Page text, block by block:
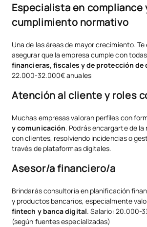
Especialista en compliance
cumplimiento normativo
Una de las áreas de mayor crecimiento.
asegurar que la empresa cumple con
financieras, fiscales y de protección de
22.000-32.000€ anuales
Atención al cliente y roles
Muchas empresas valoran perfiles con
y comunicación. Podrás encargarte de
con clientes, resolviendo incidencias o
través de plataformas digitales.
Asesor/a financiero/a
Brindarás consultoría en planificación
y productos bancarios, especialmente
fintech y banca digital. Salario: 20.000-
(según fuentes especializadas)